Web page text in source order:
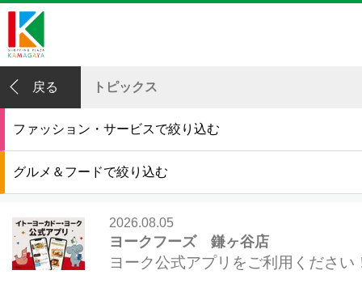
戻る トピックス
ファッション・サービスで絞り込む
グルメ＆フードで絞り込む
2026.08.05
ヨークフーズ 鎌ヶ谷店
ヨーク公式アプリをご利用ください